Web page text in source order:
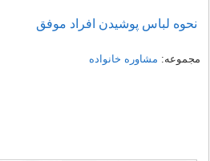
نحوه لباس پوشیدن افراد موفق
مجموعه: مشاوره خانواده